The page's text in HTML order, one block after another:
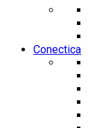
Conectica